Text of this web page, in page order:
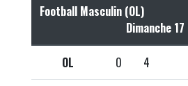
Football Masculin (OL)
Dimanche
OL 0 4